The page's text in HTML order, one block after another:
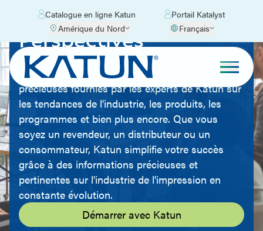
Catalogue en ligne Katun
Portail Katalyst
Amérique du Nord
Français
Perspectives
Développez votre connaissance du marché de
l'équipement de bureau grâce aux informations
précieuses fournies par les experts de Katun sur
les tendances de l'industrie, les produits, les
programmes et bien plus encore. Que vous
soyez un revendeur, un distributeur ou un
consommateur, Katun simplifie votre succès
grâce à des informations précieuses et
pertinentes sur l'industrie de l'impression en
constante évolution.
Démarrer avec Katun